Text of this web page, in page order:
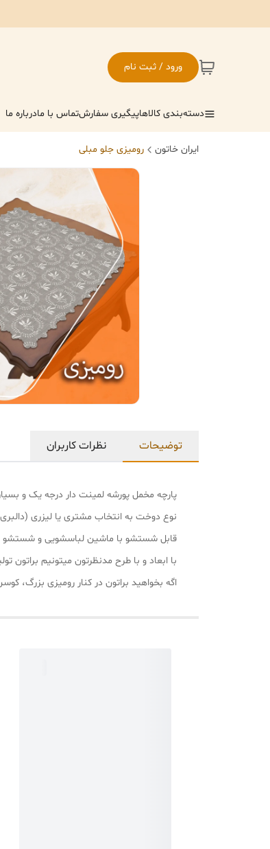
ورود / ثبت نام
دسته‌بندی کالاهاپیگیری سفارشتماس با مادرباره ما
ایران خاتون رومیزی جلو مبلی
توضیحات نظرات کاربران
پارچه مخمل پورشه لمینت دار درجه یک و
نوع دوخت به انتخاب مشتری یا لیزری
قابل شستشو با ماشین لباسشویی و شستشو
با ابعاد و با طرح مدنظرتون میتونیم براتون تولید کنیم کافی
اگه بخواهید براتون در کنار رومیزی